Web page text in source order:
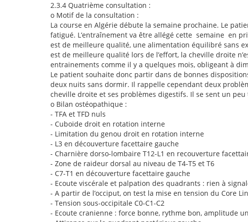
2.3.4 Quatrième consultation :
o Motif de la consultation :
La course en Algérie débute la semaine prochaine. Le
fatigué. L’entraînement va être allégé cette semaine en
est de meilleure qualité, une alimentation équilibré sans
est de meilleure qualité lors de l’effort, la cheville droite
entrainements comme il y a quelques mois, obligeant à
Le patient souhaite donc partir dans de bonnes
deux nuits sans dormir. Il rappelle cependant deux
cheville droite et ses problèmes digestifs. Il se sent un
o Bilan ostéopathique :
- TFA et TFD nuls
- Cuboïde droit en rotation interne
- Limitation du genou droit en rotation interne
- L3 en découverture facettaire gauche
- Charnière dorso-lombaire T12-L1 en recouverture
- Zone de raideur dorsal au niveau de T4-T5 et T6
- C7-T1 en découverture facettaire gauche
- Ecoute viscérale et palpation des quadrants : rien à
- A partir de l’occiput, on test la mise en tension du Core
- Tension sous-occipitale C0-C1-C2
- Ecoute cranienne : force bonne, rythme bon, amplitude